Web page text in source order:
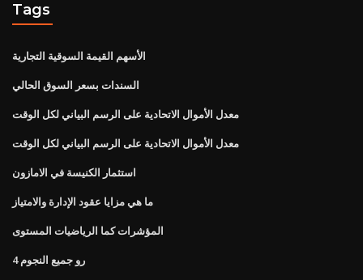
Tags
الأسهم القيمة السوقية التجارية
السندات بسعر السوق الحالي
معدل الأموال الاتحادية على الرسم البياني لكل الوقت
معدل الأموال الاتحادية على الرسم البياني لكل الوقت
استثمار الكنيسة في الامازون
ما هي مزايا عقود الإدارة والامتياز
المؤشرات كما الرياضيات المستوى
رو جميع النجوم 4